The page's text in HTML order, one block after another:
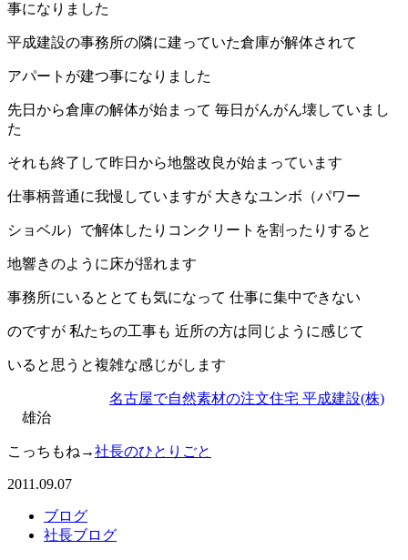
事になりました
平成建設の事務所の隣に建っていた倉庫が解体されて
アパートが建つ事になりました
先日から倉庫の解体が始まって 毎日がんがん壊していまし
た
それも終了して昨日から地盤改良が始まっています
仕事柄普通に我慢していますが 大きなユンボ（パワー
ショベル）で解体したりコンクリートを割ったりすると
地響きのように床が揺れます
事務所にいるととても気になって 仕事に集中できない
のですが 私たちの工事も 近所の方は同じように感じて
いると思うと複雑な感じがします
名古屋で自然素材の注文住宅 平成建設(株)
雄治
こっちもね→社長のひとりごと
2011.09.07
ブログ
社長ブログ